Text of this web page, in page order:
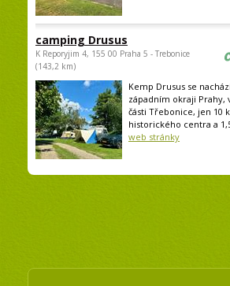
camping Drusus
K Reporyjim 4, 155 00 Praha 5 - Trebonice
(143,2 km)
Kemp Drusus se
západním okraji Prahy,
části Třebonice, jen 10
historického centra a
web stránky